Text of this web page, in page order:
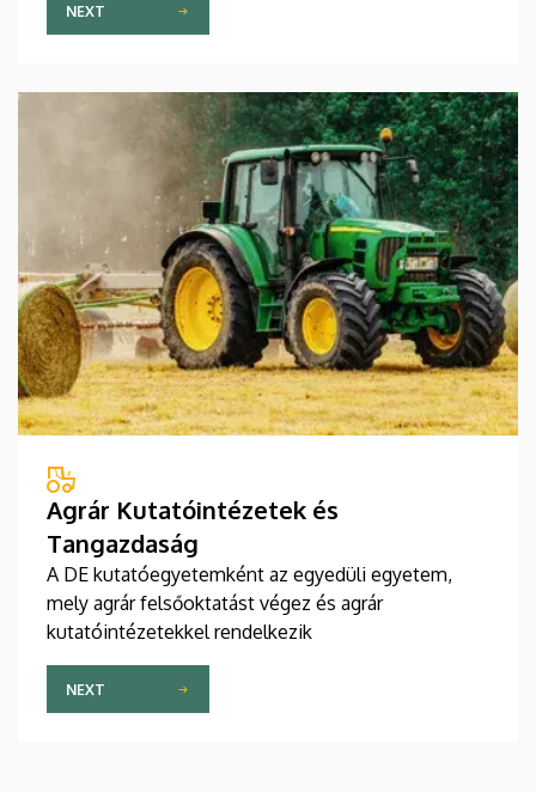
NEXT
Agrár Kutatóintézetek és
Tangazdaság
A DE kutatóegyetemként az egyedüli egyetem,
mely agrár felsőoktatást végez és agrár
kutatóintézetekkel rendelkezik
NEXT